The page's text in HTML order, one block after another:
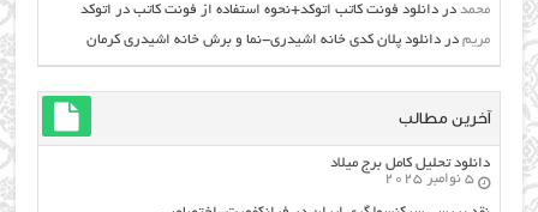
محمد دردانلود فونت کاتب اتوکد+نحوه استفاده از فونت کاتب در اتوکد
مریم دردانلود پلان کدی خانه اشیدری-نما و برش خانه اشیدری کرمان
آخرین مطالب
دانلود تحلیل کامل برج میلاد
5 نوامبر 2025